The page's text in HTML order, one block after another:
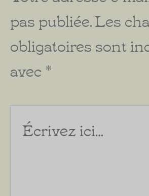
pas publiée.Les
obligatoires sont
avec *
Écrivez
ici…